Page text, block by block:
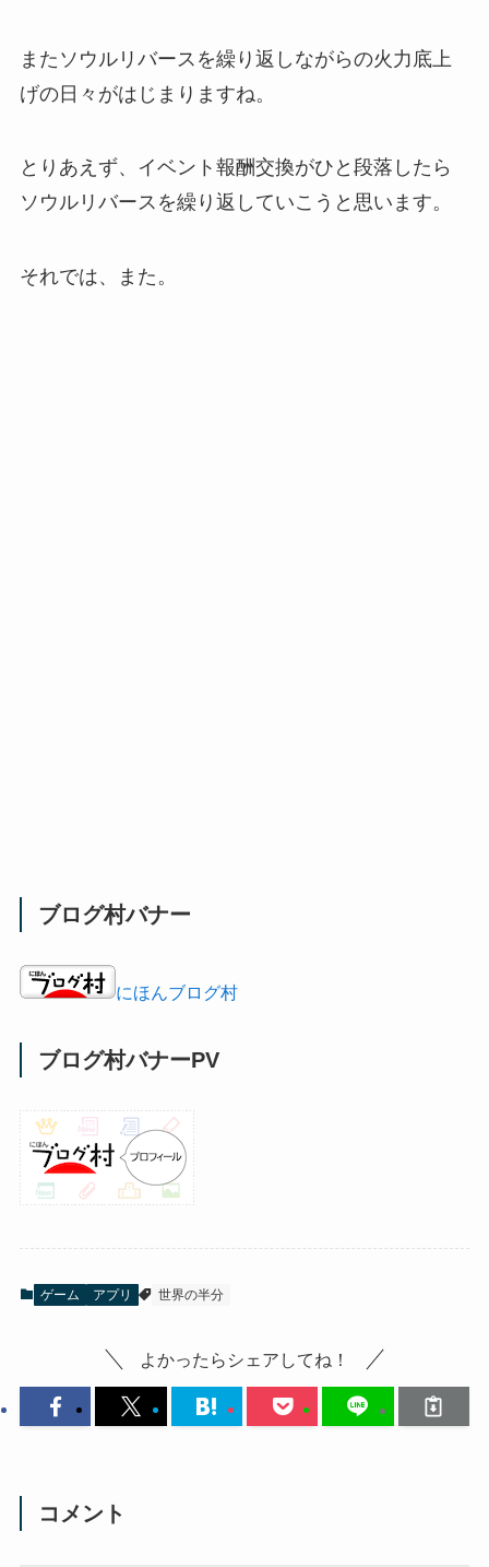
またソウルリバースを繰り返しながらの火力底上
げの日々がはじまりますね。
とりあえず、イベント報酬交換がひと段落したら
ソウルリバースを繰り返していこうと思います。
それでは、また。
ブログ村バナー
にほんブログ村
ブログ村バナーPV
ゲーム アプリ 世界の半分
よかったらシェアしてね！
コメント